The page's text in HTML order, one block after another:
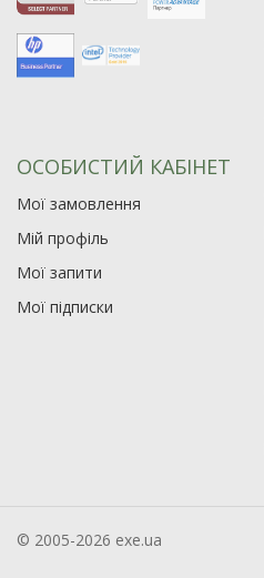
ОСОБИСТИЙ КАБІНЕТ
Мої замовлення
Мій профіль
Мої запити
Мої підписки
© 2005-2026 exe.ua